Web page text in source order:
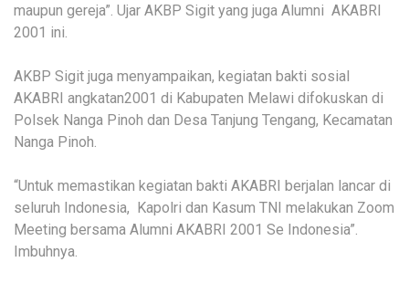
maupun gereja”. Ujar AKBP Sigit yang juga Alumni AKABRI
2001 ini.
AKBP Sigit juga menyampaikan, kegiatan bakti sosial
AKABRI angkatan2001 di Kabupaten Melawi difokuskan di
Polsek Nanga Pinoh dan Desa Tanjung Tengang, Kecamatan
Nanga Pinoh.
“Untuk memastikan kegiatan bakti AKABRI berjalan lancar di
seluruh Indonesia, Kapolri dan Kasum TNI melakukan Zoom
Meeting bersama Alumni AKABRI 2001 Se Indonesia”.
Imbuhnya.